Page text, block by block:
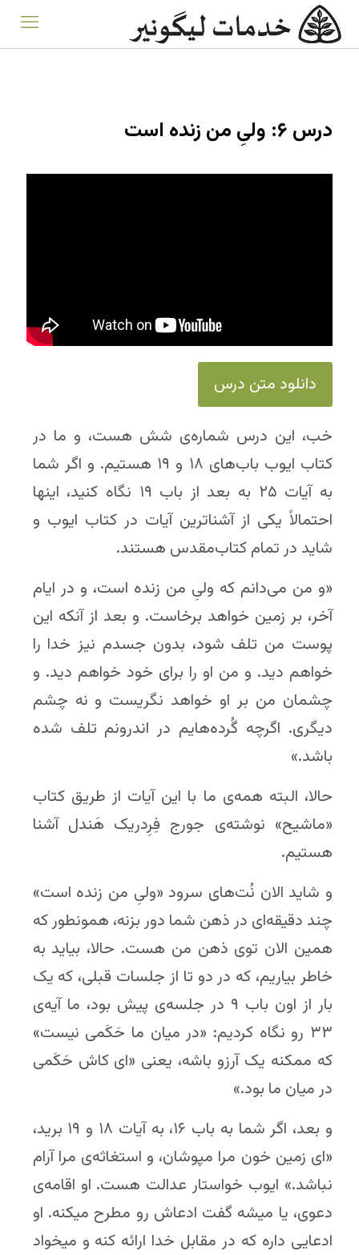
درس ۶: ولیِ من زنده است
دانلود متن درس
خب، این درس شماره‌ی شش هست، و ما در
کتاب ایوب باب‌های ۱۸ و ۱۹ هستیم. و اگر شما
به آیات ۲۵ به بعد از باب ۱۹ نگاه کنید، اینها
احتمالاً یکی از آشناترین آیات در کتاب ایوب و
شاید در تمام کتاب‌مقدس هستند.
«و من می‌دانم که ولیِ من زنده است، و در ایام
آخر، بر زمین خواهد برخاست. و بعد از آنکه این
پوست من تلف شود، بدون جسدم نیز خدا را
خواهم دید. و من او را برای خود خواهم دید. و
چشمان من بر او خواهد نگریست و نه چشم
دیگری. اگرچه گُرده‌هایم در اندرونم تلف شده
باشد.»
حالا، البته همه‌ی ما با این آیات از طریق کتاب
«ماشیح» نوشته‌ی جورج فِرِدریک هَندل آشنا
هستیم.
و شاید الان نُت‌های سرود «ولیِ من زنده است»
چند دقیقه‌ای در ذهن شما دور بزنه، همونطور که
همین الان توی ذهن من هست. حالا، بیاید به
خاطر بیاریم، که در دو تا از جلسات قبلی، که یک
بار از اون باب ۹ در جلسه‌ی پیش بود، ما آیه‌ی
۳۳ رو نگاه کردیم: «در میان ما حَکَمی نیست»
که ممکنه یک آرزو باشه، یعنی «ای کاش حَکَمی
در میان ما بود.»
و بعد، اگر شما به باب ۱۶، به آیات ۱۸ و ۱۹ برید،
«ای زمین خون مرا مپوشان، و استغاثه‌ی مرا آرام
نباشد.» ایوب خواستار عدالت هست. او اقامه‌ی
دعوی، یا میشه گفت ادعاش رو مطرح میکنه. او
ادعایی داره که در مقابل خدا ارائه کنه و میخواد